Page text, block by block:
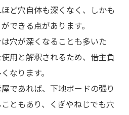
ど穴自体も深くなく、しかも
できる点があります。
穴が深くなることも多いた
用と解釈されるため、借主負
なります。
であれば、下地ボードの張り
ともあり、くぎやねじでも穴